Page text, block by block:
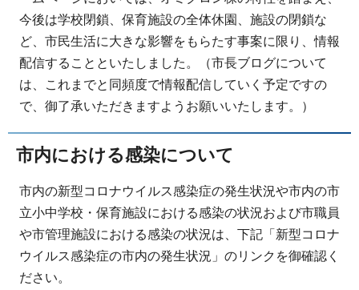
今後は学校閉鎖、保育施設の全体休園、施設の閉鎖な
ど、市民生活に大きな影響をもらたす事案に限り、情報
配信することといたしました。（市長ブログについて
は、これまでと同頻度で情報配信していく予定ですの
で、御了承いただきますようお願いいたします。）
市内における感染について
市内の新型コロナウイルス感染症の発生状況や市内の市
立小中学校・保育施設における感染の状況および市職員
や市管理施設における感染の状況は、下記「新型コロナ
ウイルス感染症の市内の発生状況」のリンクを御確認く
ださい。